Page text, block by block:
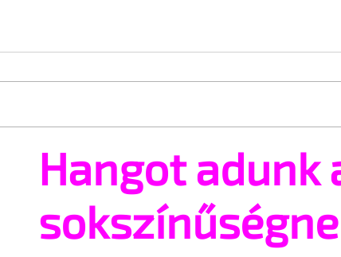
10 érdekesség, amit sok férfi
nem tud a saját nemi
szervéről
Hangot adunk